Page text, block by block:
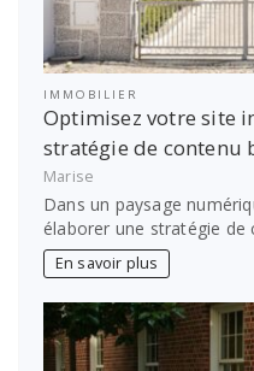
IMMOBILIER
Optimisez votre site
stratégie de contenu
Marise
Dans un paysage
élaborer une stratégie
En savoir plus